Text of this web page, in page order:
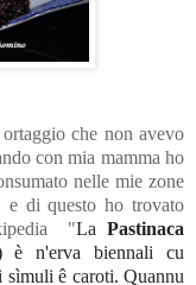
che non avevo
con mia mamma ho
nelle mie zone
e di questo ho trovato
"La Pastinaca
è n'erva biennali cu
sìmuli ê caroti. Quannu